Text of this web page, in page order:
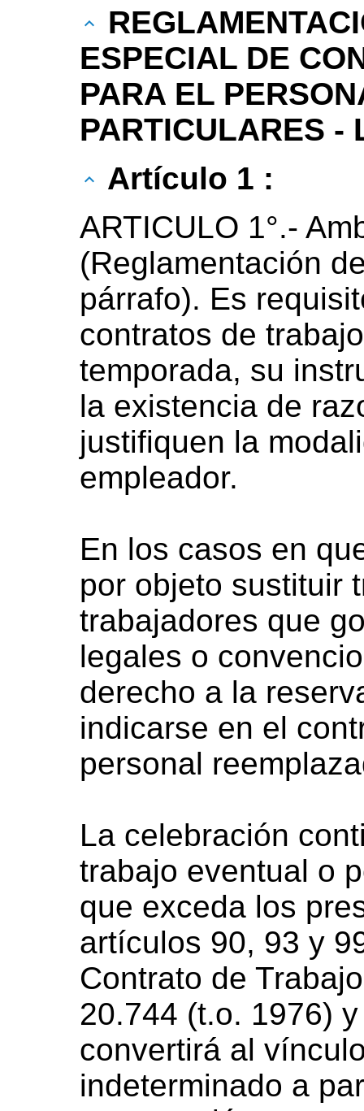
ESPECIAL DE
PARA EL
PARTICULARES -
Artículo 1 :
ARTICULO 1°.-
(Reglamentación
párrafo). Es
contratos de
temporada, su
la existencia de
justifiquen la
empleador.
En los casos en
por objeto sustituir
trabajadores que
legales o
derecho a la
indicarse en el
personal
La celebración
trabajo eventual o
que exceda los
artículos 90, 93 y
Contrato de
20.744 (t.o. 1976)
convertirá al
indeterminado a